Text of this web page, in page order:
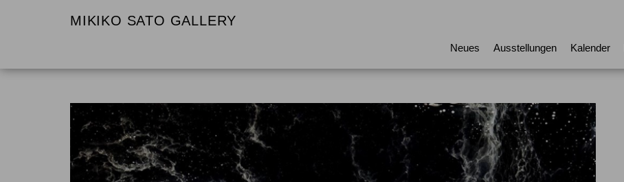
MIKIKO SATO GALLERY
Neues Ausstellungen Kalender